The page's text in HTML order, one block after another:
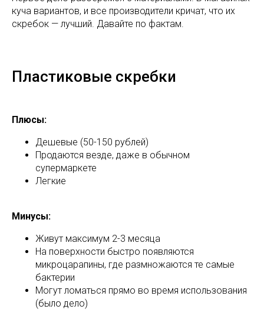
куча вариантов, и все производители кричат, что их
скребок — лучший. Давайте по фактам.
Пластиковые скребки
Плюсы:
Дешевые (50-150 рублей)
Продаются везде, даже в обычном
супермаркете
Легкие
Минусы:
Живут максимум 2-3 месяца
На поверхности быстро появляются
микроцарапины, где размножаются те самые
бактерии
Могут ломаться прямо во время использования
(было дело)